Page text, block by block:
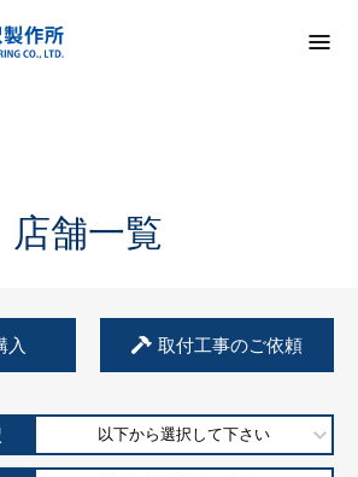
報
店舗一覧
入 取付工事のご依頼
以下から選択して下さい